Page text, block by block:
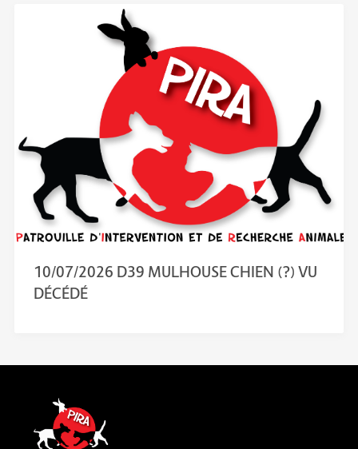
10/07/2026 D39 MULHOUSE CHIEN (?) VU
DÉCÉDÉ